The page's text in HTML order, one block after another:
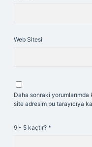
Web Sitesi
Daha sonraki yorumlarımda
site adresim bu tarayıcıya
9 - 5 kaçtır? *